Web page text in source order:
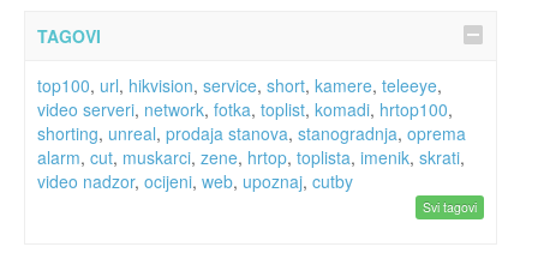
TAGOVI
top100, url, hikvision, service, short, kamere, teleeye,
video serveri, network, fotka, toplist, komadi, hrtop100,
shorting, unreal, prodaja stanova, stanogradnja, oprema
alarm, cut, muskarci, zene, hrtop, toplista, imenik, skrati,
video nadzor, ocijeni, web, upoznaj, cutby
Svi tagovi